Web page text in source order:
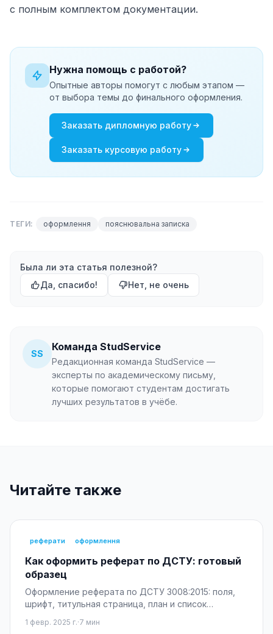
с полным комплектом документации.
Нужна помощь с работой?
Опытные авторы помогут с любым этапом —
от выбора темы до финального оформления.
Заказать дипломную работу
Заказать курсовую работу
ТЕГИ: оформлення пояснювальна записка
Была ли эта статья полезной?
Да, спасибо!
Нет, не очень
SS
Команда StudService
Редакционная команда StudService —
эксперты по академическому письму,
которые помогают студентам достигать
лучших результатов в учёбе.
Читайте также
реферати оформлення
Как оформить реферат по ДСТУ: готовый
образец
Оформление реферата по ДСТУ 3008:2015: поля,
шрифт, титульная страница, план и список
типичные ошибки.
1 февр. 2025 г.·7 мин